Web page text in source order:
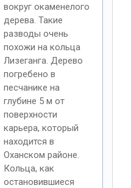
вокруг окаменелого
дерева. Такие
разводы очень
похожи на кольца
Лизеганга. Дерево
погребено в
песчанике на
глубине 5 м от
поверхности
карьера, который
находится в
Оханском районе.
Кольца, как
остановившиеся